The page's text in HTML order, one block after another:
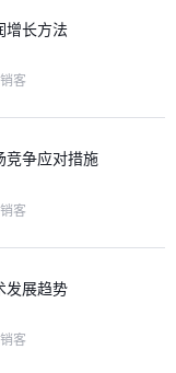
增长方法
客
竞争应对措施
客
发展趋势
客